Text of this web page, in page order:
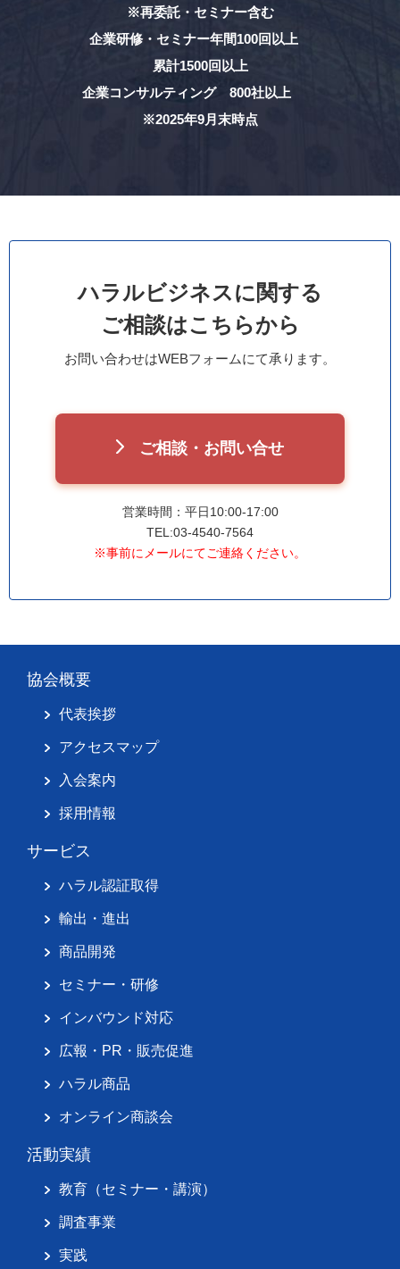
※再委託・セミナー含む
企業研修・セミナー年間100回以上
累計1500回以上
企業コンサルティング 800社以上
※2025年9月末時点
ハラルビジネスに関する
ご相談はこちらから
お問い合わせはWEBフォームにて承ります。
ご相談・お問い合せ
営業時間：平日10:00-17:00
TEL:03-4540-7564
※事前にメールにてご連絡ください。
協会概要
代表挨拶
アクセスマップ
入会案内
採用情報
サービス
ハラル認証取得
輸出・進出
商品開発
セミナー・研修
インバウンド対応
広報・PR・販売促進
ハラル商品
オンライン商談会
活動実績
教育（セミナー・講演）
調査事業
実践